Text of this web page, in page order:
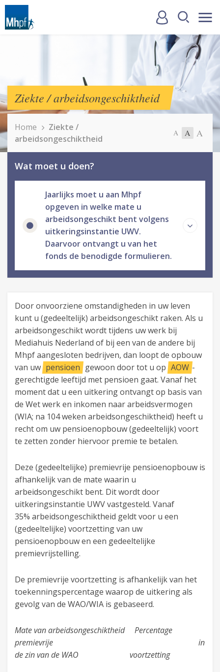
Ziekte / arbeidsongeschiktheid
Home
Ziekte /
arbeidsongeschiktheid
A A A
Wat moet u doen?
Jaarlijks moet u aan Mhpf
opgeven in welke mate u
arbeidsongeschikt bent volgens
uitkeringsinstantie UWV.
Daarvoor ontvangt u van het
fonds de benodigde formulieren.
Door onvoorziene omstandigheden in uw leven
kunt u (gedeeltelijk) arbeidsongeschikt raken. Als u
arbeidsongeschikt wordt tijdens uw werk bij
Mediahuis Nederland of bij een van de andere bij
Mhpf aangesloten bedrijven, dan loopt de opbouw
van uw pensioen gewoon door tot u op AOW -
gerechtigde leeftijd met pensioen gaat. Vanaf het
moment dat u een uitkering ontvangt op basis van
de Wet werk en inkomen naar arbeidsvermogen
(WIA; na 104 weken arbeidsongeschiktheid) heeft u
recht om uw pensioenopbouw (gedeeltelijk) voort
te zetten zonder hiervoor premie te betalen.
Deze (gedeeltelijke) premievrije pensioenopbouw is
afhankelijk van de mate waarin u
arbeidsongeschikt bent. Dit wordt door
uitkeringsinstantie UWV vastgesteld. Vanaf
35% arbeidsongeschiktheid geldt voor u een
(gedeeltelijke) voortzetting van uw
pensioenopbouw en een gedeeltelijke
premievrijstelling.
De premievrije voortzetting is afhankelijk van het
toekenningspercentage waarop de uitkering als
gevolg van de WAO/WIA is gebaseerd.
Mate van arbeidsongeschiktheid Percentage
premievrije in
de zin van de WAO voortzetting